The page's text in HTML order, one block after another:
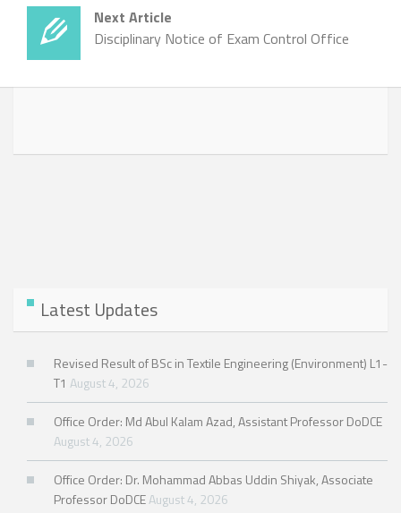
Next Article
Disciplinary Notice of Exam Control Office
Latest Updates
Revised Result of BSc in Textile Engineering (Environment) L1-
T1 August 4, 2026
Office Order: Md Abul Kalam Azad, Assistant Professor DoDCE
August 4, 2026
Office Order: Dr. Mohammad Abbas Uddin Shiyak, Associate
Professor DoDCEAugust 4, 2026